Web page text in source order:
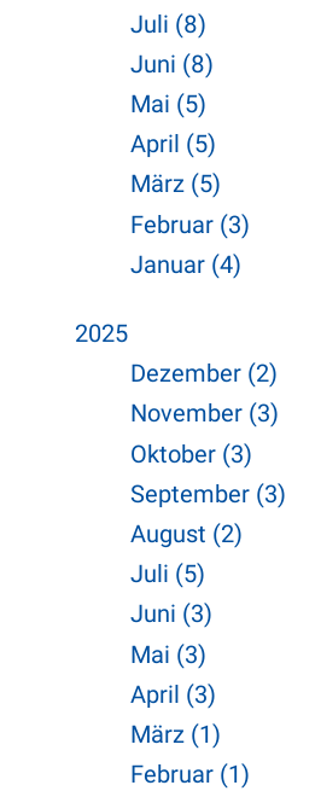
Juli (8)
Juni (8)
Mai (5)
April (5)
März (5)
Februar (3)
Januar (4)
2025
Dezember (2)
November (3)
Oktober (3)
September (3)
August (2)
Juli (5)
Juni (3)
Mai (3)
April (3)
März (1)
Februar (1)